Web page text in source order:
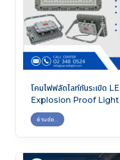
โคมไฟฟลัดไลท์กันระเบิด
Explosion Proof Light
อ่านต่อ...